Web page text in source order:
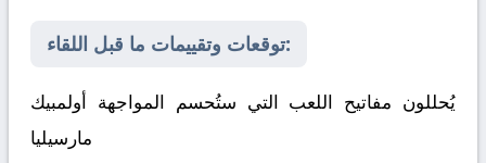
توقعات وتقييمات ما قبل اللقاء:
يُحللون مفاتيح اللعب التي ستُحسم المواجهة أولمبيك
مارسيليا